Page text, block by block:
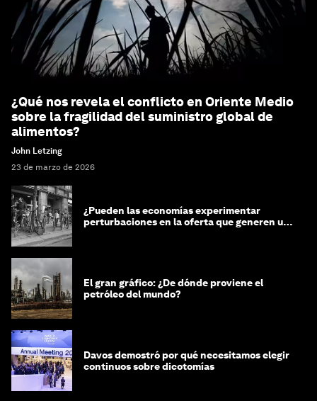
¿Qué nos revela el conflicto en Oriente Medio
sobre la fragilidad del suministro global de
alimentos?
John Letzing
23 de marzo de 2026
¿Pueden las economías experimentar
perturbaciones en la oferta que generen un
El gran gráfico: ¿De dónde proviene el
petróleo del mundo?
Davos demostró por qué necesitamos elegir
continuos sobre dicotomías